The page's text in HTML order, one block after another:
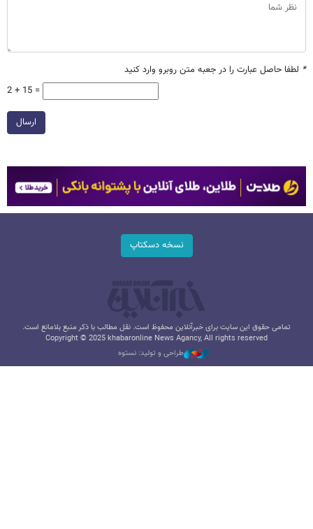
* لطفا حاصل عبارت را در جعبه متن روبرو وارد کنید
2 + 15 =
ارسال
نسخه دسکتاپ
تمامی حقوق این سایت برای خبرآنلاین محفوظ است. نقل مطالب با ذکر منبع بلامانع است.
Copyright © 2025 khabaronline News Agancy, All rights reserved
طراحی و تولید: نستوه